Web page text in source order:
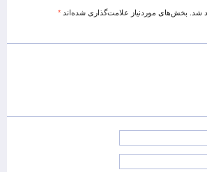
شد. بخش‌های موردنیاز علامت‌گذاری شده‌اند *